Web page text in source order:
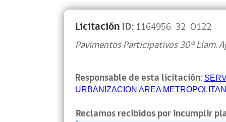
Licitación ID:1164956-32-O122
Pavimentos Participativos 30° Llam.
Responsable de esta licitación:
URBANIZACION AREA
Reclamos recibidos por incumplir